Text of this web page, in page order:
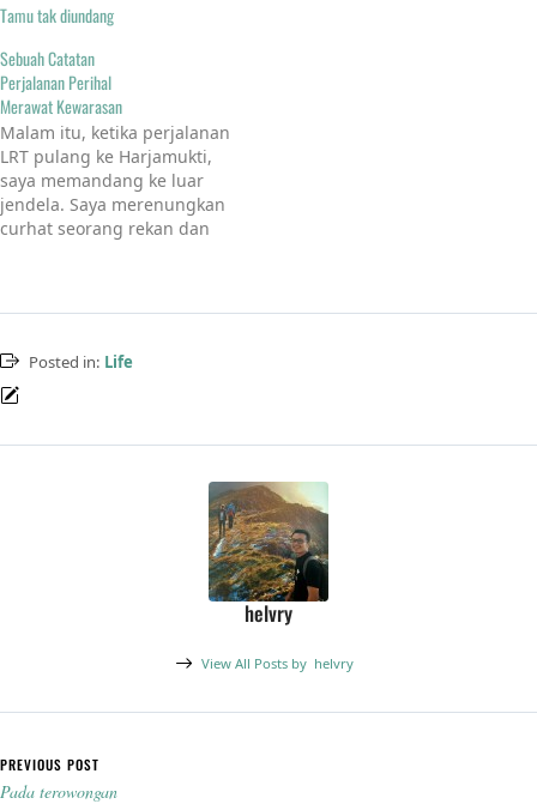
Tamu tak diundang
Sebuah Catatan
Perjalanan Perihal
Merawat Kewarasan
Malam itu, ketika perjalanan
LRT pulang ke Harjamukti,
saya memandang ke luar
jendela. Saya merenungkan
curhat seorang rekan dan
dinamika manusia. Dan di
panggung itu, gesekan
dengan sesama adalah
selevel, ke atas, atau ke
Posted in: Life
helvry
View All Posts by helvry
Post navigation
PREVIOUS POST
Pada terowongan